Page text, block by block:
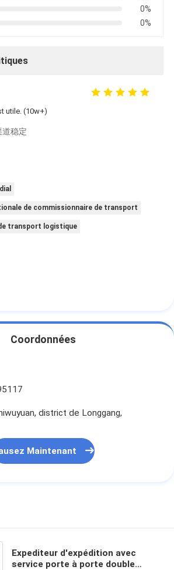
0%
0%
utile. (10w+)
道稳定
de commissionnaire de transport
transport logistique
Coordonnées
district de Longgang,
Maintenant
Expediteur d'expédition avec
service porte à porte double